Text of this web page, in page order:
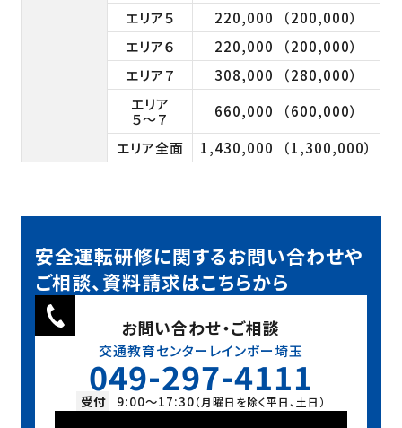
エリア５
220,000
（200,000）
エリア６
220,000
（200,000）
エリア７
308,000
（280,000）
エリア
５～７
660,000
（600,000）
エリア全面
1,430,000 （1,300,000）
安全運転研修に関するお問い合わせや
ご相談、資料請求はこちらから
お問い合わせ・ご相談
交通教育センターレインボー埼玉
049-297-4111
受付 9:00〜17:30（月曜日を除く平日、土日）